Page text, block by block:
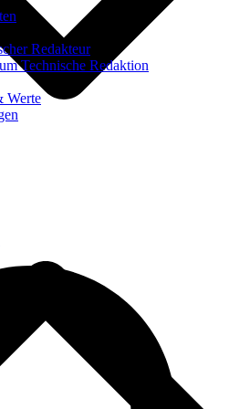
Redakteur
Technische Redaktion
Werte